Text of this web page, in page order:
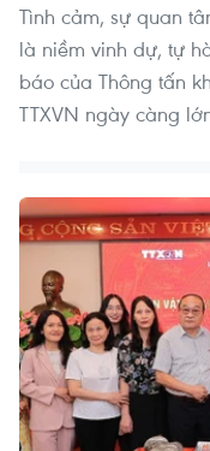
Tình cảm, sự quan
là niềm vinh dự, tự
báo của Thông tấn
TTXVN ngày càng